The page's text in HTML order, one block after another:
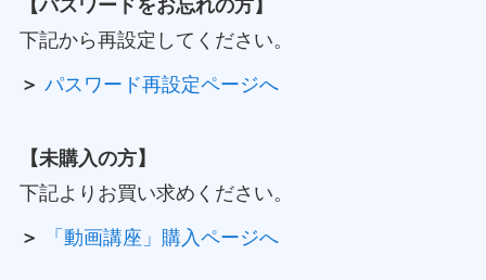
【パスワードをお忘れの方】
下記から再設定してください。
＞ パスワード再設定ページへ
【未購入の方】
下記よりお買い求めください。
＞ 「動画講座」購入ページへ